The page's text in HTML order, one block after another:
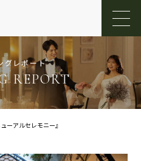
グレポート
REPORT
ーアルセレモニー』